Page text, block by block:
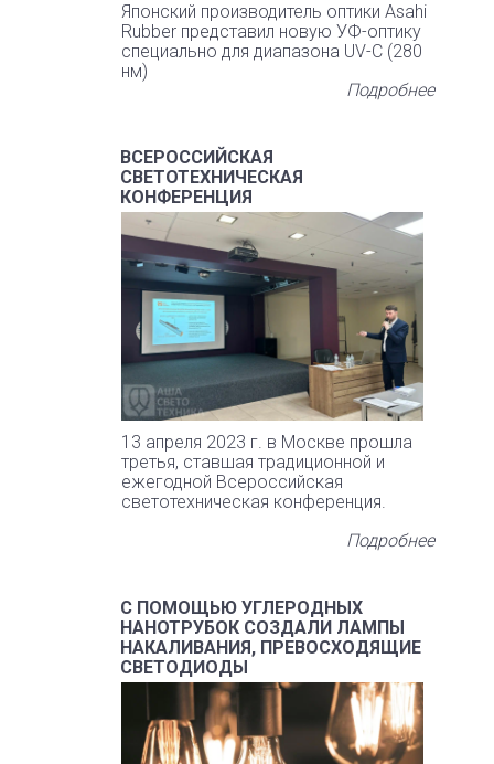
Японский производитель оптики Asahi
Rubber представил новую УФ-оптику
специально для диапазона UV-C (280
нм)
Подробнее
ВСЕРОССИЙСКАЯ
СВЕТОТЕХНИЧЕСКАЯ
КОНФЕРЕНЦИЯ
13 апреля 2023 г. в Москве прошла
третья, ставшая традиционной и
ежегодной Всероссийская
светотехническая конференция.
Подробнее
С ПОМОЩЬЮ УГЛЕРОДНЫХ
НАНОТРУБОК СОЗДАЛИ ЛАМПЫ
НАКАЛИВАНИЯ, ПРЕВОСХОДЯЩИЕ
СВЕТОДИОДЫ